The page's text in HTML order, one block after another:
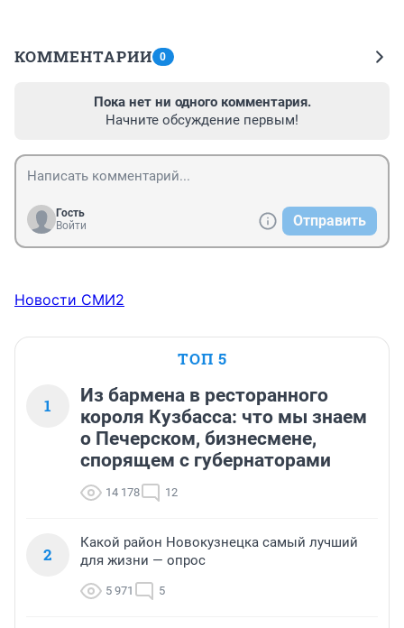
КОММЕНТАРИИ 0
Пока нет ни одного комментария.
Начните обсуждение первым!
Гость
Войти
Отправить
Новости СМИ2
ТОП 5
1
Из бармена в ресторанного
короля Кузбасса: что мы знаем
о Печерском, бизнесмене,
спорящем с губернаторами
14 178 12
2
Какой район Новокузнецка самый лучший
для жизни — опрос
5 971 5